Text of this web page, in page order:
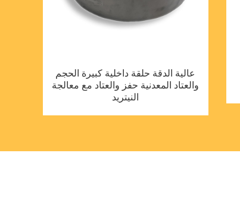
عالية الدقة حلقة داخلية كبيرة الحجم
والعتاد المعدنية حفز والعتاد مع معالجة
النيتريد